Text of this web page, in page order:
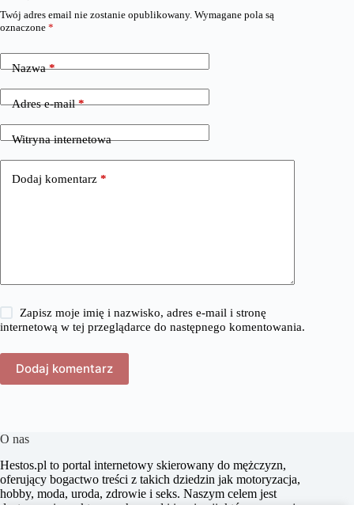
Twój adres email nie zostanie opublikowany. Wymagane pola są
oznaczone *
Nazwa*
Adres e-mail*
Witryna internetowa
Dodaj komentarz *
Zapisz moje imię i nazwisko, adres e-mail i stronę
internetową w tej przeglądarce do następnego komentowania.
Dodaj komentarz
O nas
​Hestos.pl to portal internetowy skierowany do mężczyzn,
oferujący bogactwo treści z takich dziedzin jak motoryzacja,
hobby, moda, uroda, zdrowie i seks. Naszym celem jest